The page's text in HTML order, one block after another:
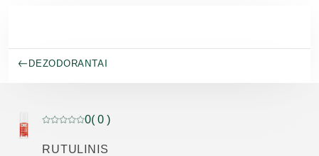
DEZODORANTAI
Dabartinis įvertinimas: 0 iš 5 žvaigždučių įvertino 0
0( 0 )
RUTULINIS